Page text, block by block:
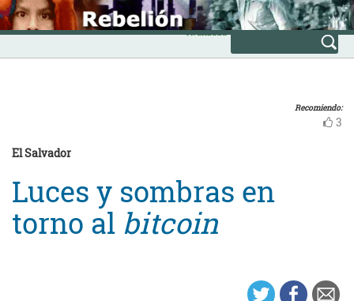
Skip
to
content
INICIO
Avanzada
Recomiendo:
3
El Salvador
Luces y sombras en
torno al bitcoin